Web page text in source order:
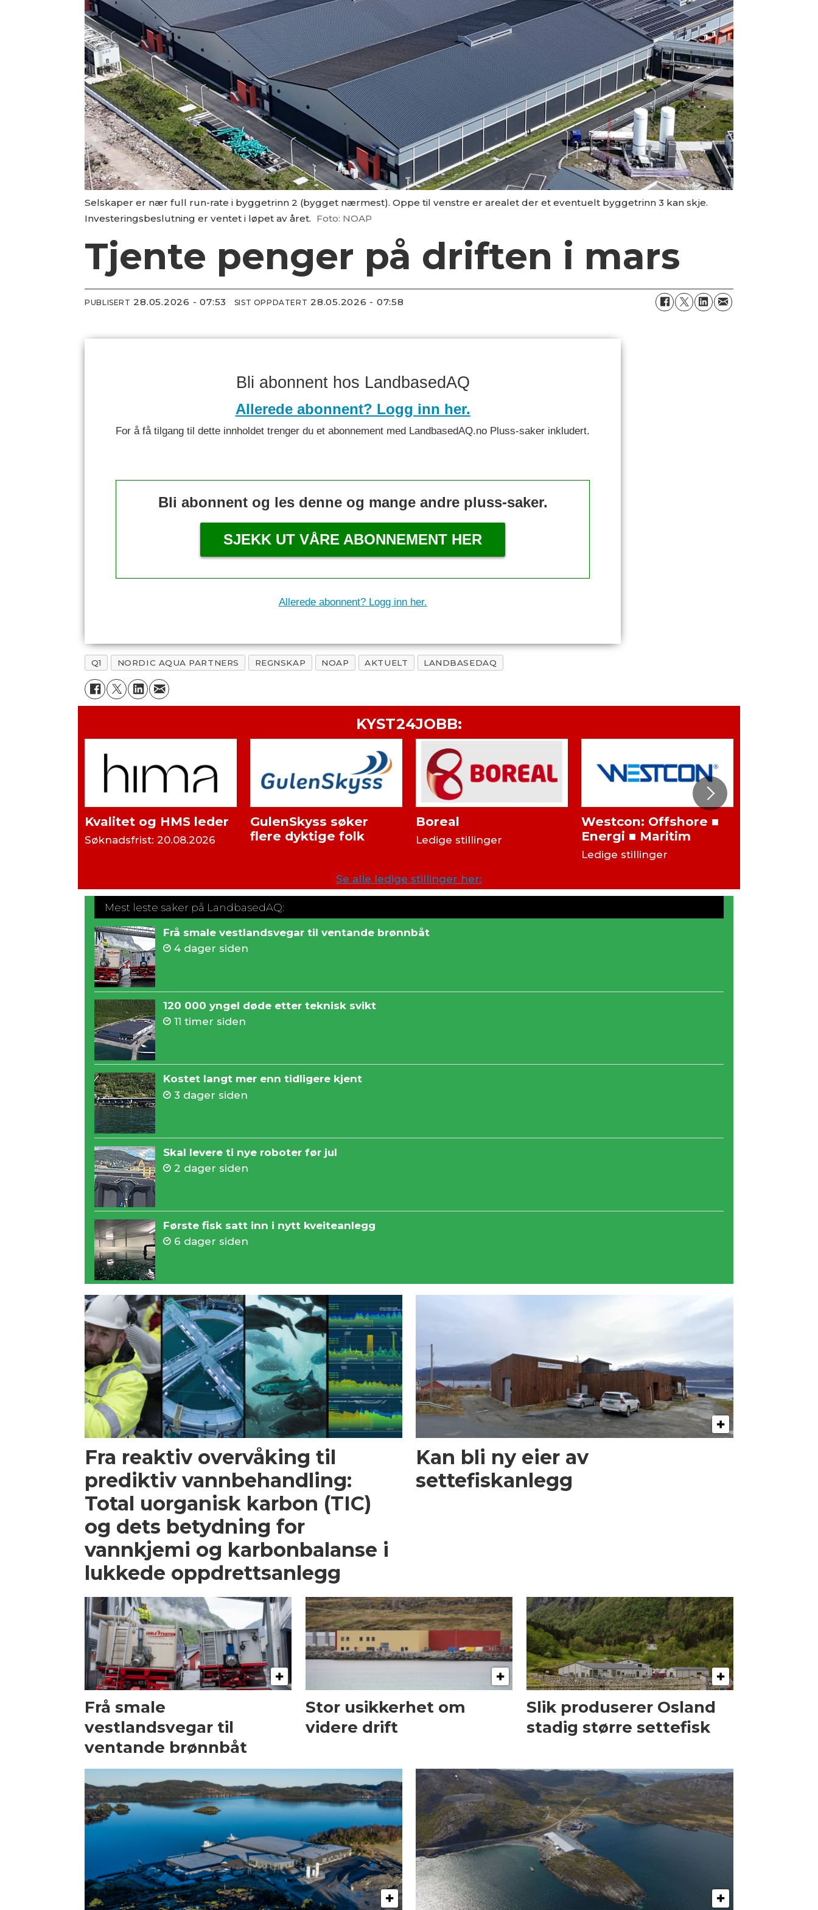
Selskaper er nær full run-rate i byggetrinn 2 (bygget nærmest). Oppe til venstre er arealet der et eventuelt byggetrinn 3 kan skje.
Investeringsbeslutning er ventet i løpet av året. Foto: NOAP
Tjente penger på driften i mars
PUBLISERT 28.05.2026 - 07:53 SIST OPPDATERT 28.05.2026 - 07:58
Bli abonnent hos LandbasedAQ
Allerede abonnent? Logg inn her.
For å få tilgang til dette innholdet trenger du et abonnement med LandbasedAQ.no Pluss-saker inkludert.
Bli abonnent og les denne og mange andre pluss-saker.
SJEKK UT VÅRE ABONNEMENT HER
Allerede abonnent? Logg inn her.
Q1 NORDIC AQUA PARTNERS REGNSKAP NOAP AKTUELT LANDBASEDAQ
KYST24JOBB:
Kvalitet og HMS leder
Søknadsfrist: 20.08.2026
GulenSkyss søker
flere dyktige folk
Boreal
Ledige stillinger
Westcon: Offshore ■
Energi ■ Maritim
Ledige stillinger
Se alle ledige stillinger her:
Mest leste saker på LandbasedAQ:
Frå smale vestlandsvegar til ventande brønnbåt
4 dager siden
120 000 yngel døde etter teknisk svikt
11 timer siden
Kostet langt mer enn tidligere kjent
3 dager siden
Skal levere ti nye roboter før jul
2 dager siden
Første fisk satt inn i nytt kveiteanlegg
6 dager siden
Fra reaktiv overvåking til
prediktiv vannbehandling:
Total uorganisk karbon (TIC)
og dets betydning for
vannkjemi og karbon­balanse i
lukkede oppdrettsanlegg
Kan bli ny eier av
settefiskanlegg
Frå smale
vestlandsvegar til
ventande brønnbåt
Stor usikkerhet om
videre drift
Slik produserer Osland
stadig større settefisk